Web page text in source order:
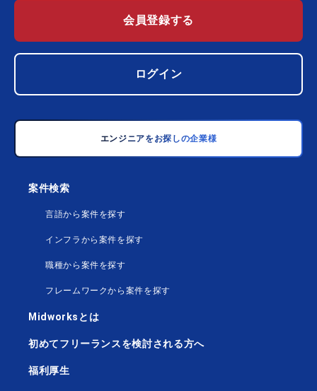
会員登録する
ログイン
エンジニアをお探しの企業様
案件検索
言語から案件を探す
インフラから案件を探す
職種から案件を探す
フレームワークから案件を探す
Midworksとは
初めてフリーランスを検討される方へ
福利厚生